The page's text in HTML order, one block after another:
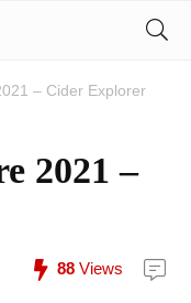
– Cider Explorer
2021 –
88 Views